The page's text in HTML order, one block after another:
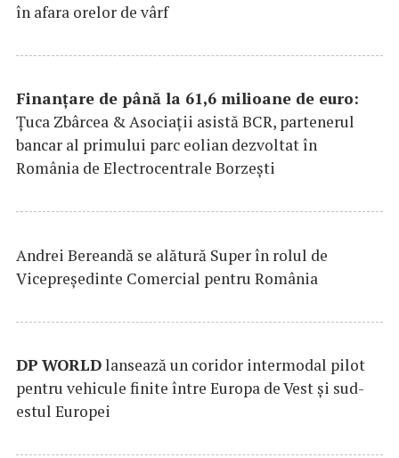
în afara orelor de vârf
Finanțare de până la 61,6 milioane de euro:
Țuca Zbârcea & Asociații asistă BCR, partenerul
bancar al primului parc eolian dezvoltat în
România de Electrocentrale Borzești
Andrei Bereandă se alătură Super în rolul de
Vicepreședinte Comercial pentru România
DP WORLDlansează un coridor intermodal pilot
pentru vehicule finite între Europa de Vest și sud-
estul Europei